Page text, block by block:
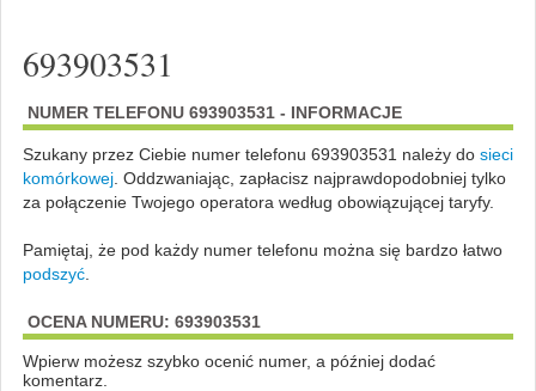
693903531
NUMER TELEFONU 693903531 - INFORMACJE
Szukany przez Ciebie numer telefonu 693903531 należy do sieci
komórkowej. Oddzwaniając, zapłacisz najprawdopodobniej tylko
za połączenie Twojego operatora według obowiązującej taryfy.
Pamiętaj, że pod każdy numer telefonu można się bardzo łatwo
podszyć.
OCENA NUMERU: 693903531
Wpierw możesz szybko ocenić numer, a później dodać
komentarz.